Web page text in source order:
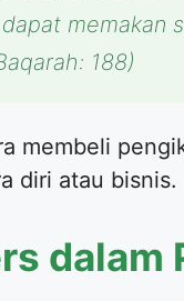
memakan
188)
membeli
diri atau bisnis.